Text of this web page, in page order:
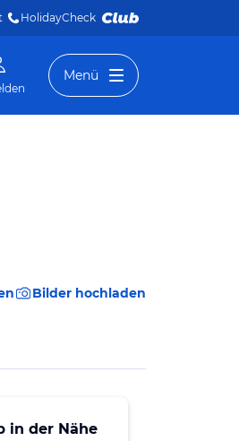
HolidayCheck
Menü
Bilder hochladen
in der Nähe